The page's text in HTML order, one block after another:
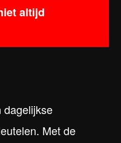
altijd
dagelijkse
Met de